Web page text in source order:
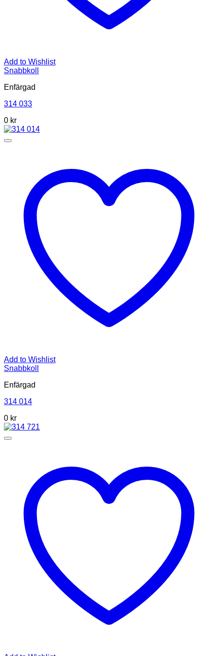
Add to Wishlist
Snabbkoll
Enfärgad
314 033
0 kr
Add to Wishlist
Snabbkoll
Enfärgad
314 014
0 kr